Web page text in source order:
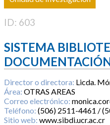
ID: 603
SISTEMA
Director o directora: Licda.
Área: OTRAS AREAS
Correo electrónico:
Teléfono: (506) 2511-4461 /
Sitio web: www.sibdi.ucr.ac.cr